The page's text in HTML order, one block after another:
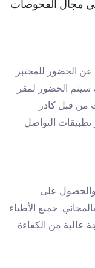
في مجال الفحوصات
عن الحضور للمختبر
الحضور لمقر
من قبل كادر
التواصل
والحصول على
جميع الأطباء
عالية من الكفاءة